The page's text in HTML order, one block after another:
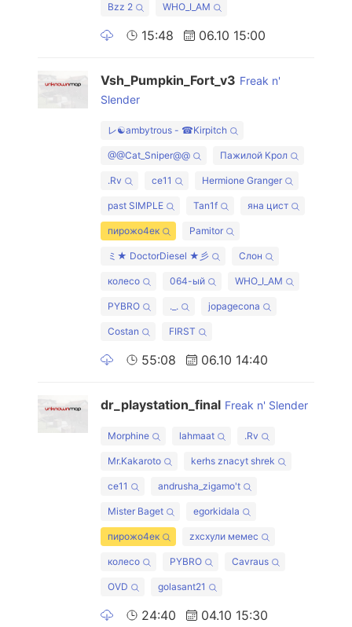
Bzz 2 WHO_I_AM
15:48 06.10 15:00
Vsh_Pumpkin_Fort_v3 Freak n'
Slender
レ☯ambytrous - ☎Kirpitch
@@Cat_Sniper@@ Пажилой Крол
.Rv ce11 Hermione Granger
past SIMPLE Tan1f яна цист
пирожо4ек Pamitor
ミ★ DoctorDiesel ★彡 Слон
колесо 064-ый WHO_I_AM
PYBRO ._. jopagecona
Costan FIRST
55:08 06.10 14:40
dr_playstation_final Freak n' Slender
Morphine lahmaat .Rv
Mr.Kakaroto kerhs znacyt shrek
ce11 andrusha_zigamo't
Mister Baget egorkidala
пирожо4ек zxcхули мемес
колесо PYBRO Cavraus
OVD golasant21
24:40 04.10 15:30